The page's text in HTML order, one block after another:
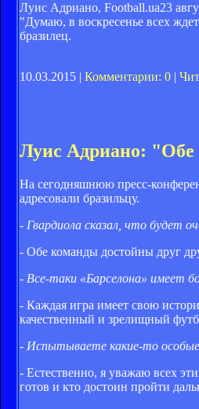
Луис Адриано, Football.ua23
"Думаю, в воскресенье всех
бразилец.
10.03.2015 | Комментарии: 0 |
Луис Адриано: "Обе
На сегодняшнюю пресс-
адресовали бразильцу.
- Гвардиола сказал, что будет
- Обе команды достойны друг
- Все-таки «Барселона» имеет
- Каждая игра имеет свою
качественный и зрелищный
- Испытываете какие-то особые
- Естественно, я уважаю всех
готов и кто достоин пройти